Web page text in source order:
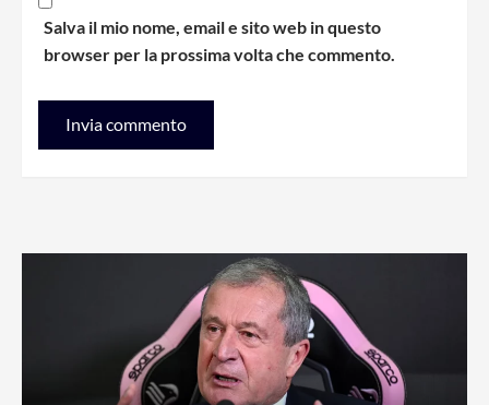
Salva il mio nome, email e sito web in questo
browser per la prossima volta che commento.